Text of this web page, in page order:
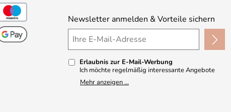
Newsletter anmelden & Vorteile sichern
Erlaubnis zur E-Mail-Werbung
Ich möchte regelmäßig interessante Angebote
per E-Mail erhalten und ausserdem nach Erhalt
meiner Bestellung an die Möglichkeit zur Abgabe
Mehr anzeigen ...